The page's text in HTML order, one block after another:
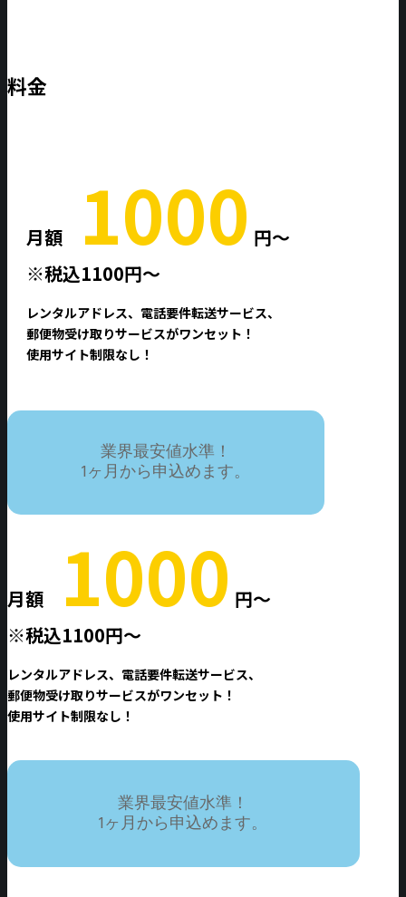
料金
月額 1000 円〜
※税込1100円〜
レンタルアドレス、電話要件転送サービス、
郵便物受け取りサービスがワンセット！
使用サイト制限なし！
業界最安値水準！
1ヶ月から申込めます。
月額 1000 円〜
※税込1100円〜
レンタルアドレス、電話要件転送サービス、
郵便物受け取りサービスがワンセット！
使用サイト制限なし！
業界最安値水準！
1ヶ月から申込めます。